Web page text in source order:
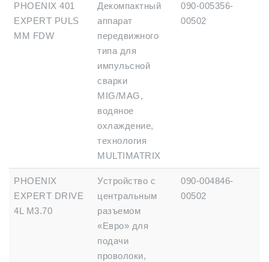
PHOENIX 401
EXPERT PULS
MM FDW
Декомпактный
аппарат
передвижного
типа для
импульсной
сварки
MIG/MAG,
водяное
охлаждение,
технология
MULTIMATRIX
090-005356-
00502
PHOENIX
EXPERT DRIVE
4L M3.70
Устройство с
центральным
разъемом
«Евро» для
подачи
проволоки,
090-004846-
00502